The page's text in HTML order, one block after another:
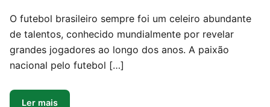
O futebol brasileiro sempre foi um celeiro abundante
de talentos, conhecido mundialmente por revelar
grandes jogadores ao longo dos anos. A paixão
nacional pelo futebol […]
Ler mais